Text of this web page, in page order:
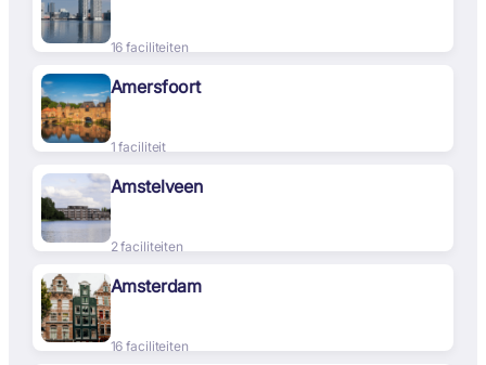
16 faciliteiten
Amersfoort
1 faciliteit
Amstelveen
2 faciliteiten
Amsterdam
16 faciliteiten